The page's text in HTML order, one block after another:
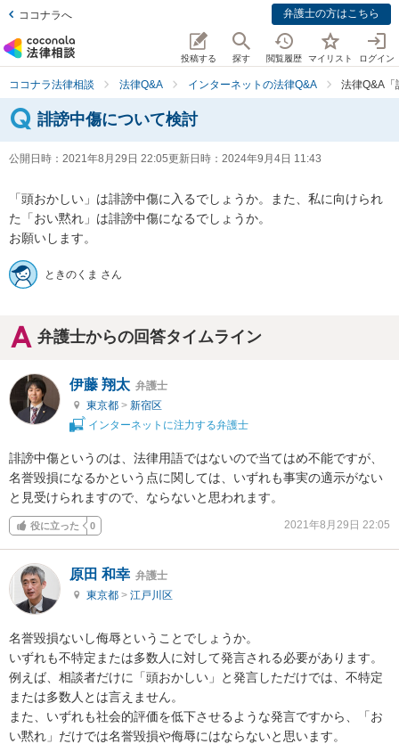
ココナラへ 弁護士の方はこちら
投稿する 探す 閲覧履歴 マイリスト ログイン
ココナラ法律相談 法律Q&A インターネットの法律Q&A 法律Q&A「
誹謗中傷について検討
公開日時： 2021年8月29日 22:05更新日時： 2024年9月4日 11:43
「頭おかしい」は誹謗中傷に入るでしょうか。また、私に向けられ
た「おい黙れ」は誹謗中傷になるでしょうか。
お願いします。
ときのくま さん
弁護士からの回答タイムライン
伊藤 翔太 弁護士
東京都 > 新宿区
インターネットに注力する弁護士
誹謗中傷というのは、法律用語ではないので当てはめ不能ですが、
名誉毀損になるかという点に関しては、いずれも事実の適示がない
と見受けられますので、ならないと思われます。
役に立った 0 2021年8月29日 22:05
原田 和幸 弁護士
東京都 > 江戸川区
名誉毀損ないし侮辱ということでしょうか。
いずれも不特定または多数人に対して発言される必要があります。
例えば、相談者だけに「頭おかしい」と発言しただけでは、不特定
または多数人とは言えません。
また、いずれも社会的評価を低下させるような発言ですから、「お
い黙れ」だけでは名誉毀損や侮辱にはならないと思います。